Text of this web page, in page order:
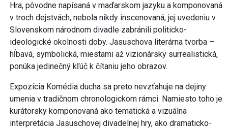
Hra, pôvodne napísaná v maďarskom jazyku a komponovaná
v troch dejstvách, nebola nikdy inscenovaná; jej uvedeniu v
Slovenskom národnom divadle zabránili politicko-
ideologické okolnosti doby. Jasuschova literárna tvorba –
hĺbavá, symbolická, miestami až vizionársky surrealistická,
ponúka jedinečný kľúč k čítaniu jeho obrazov.
Expozícia Komédia ducha sa preto nevzťahuje na dejiny
umenia v tradičnom chronologickom rámci. Namiesto toho je
kurátorsky komponovaná ako tematická a vizuálna
interpretácia Jasuschovej divadelnej hry, ako dramaticko-